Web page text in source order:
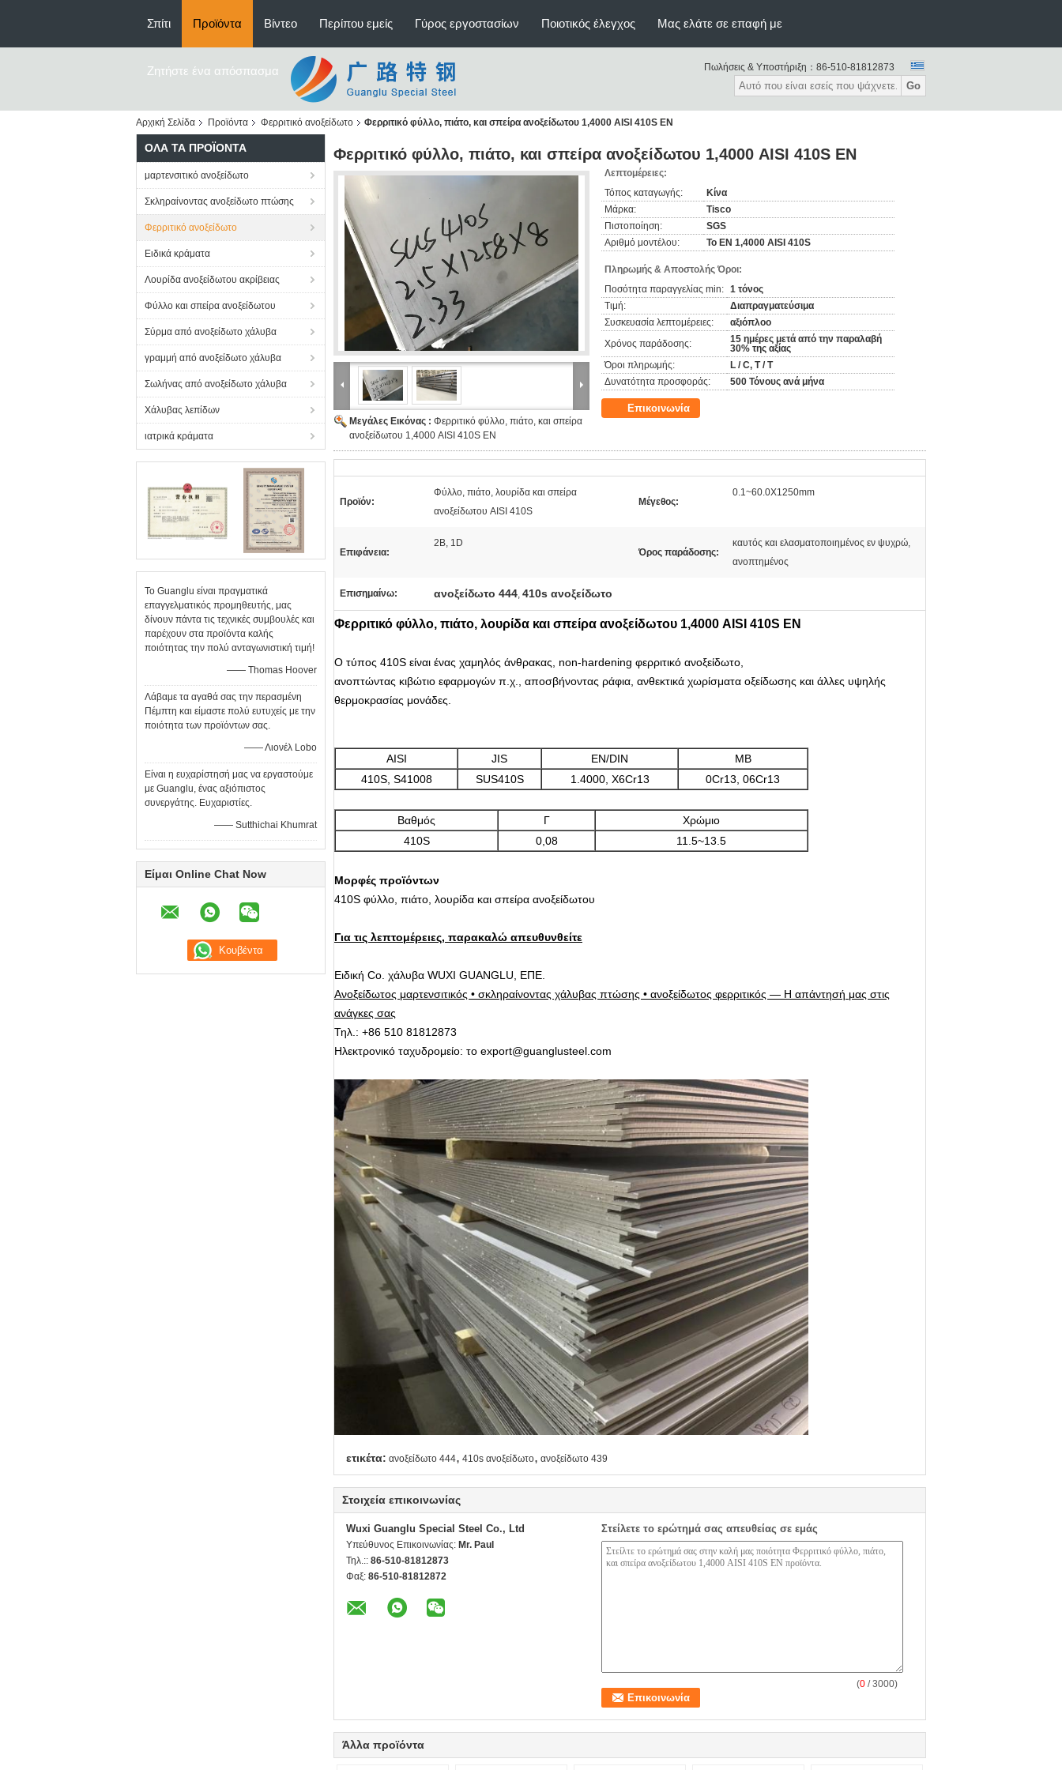
Σπίτι Προϊόντα Βίντεο Περίπου εμείς Γύρος εργοστασίων Ποιοτικός έλεγχος Μας ελάτε σε επαφή με
Ζητήστε ένα απόσπασμα Πωλήσεις & Υποστήριξη： 86-510-81812873
Go
Αρχική Σελίδα Προϊόντα Φερριτικό ανοξείδωτο Φερριτικό φύλλο, πιάτο, και σπείρα ανοξείδωτου 1,4000 AISI 410S EN
ΌΛΑ ΤΑ ΠΡΟΪΌΝΤΑ
μαρτενσιτικό ανοξείδωτο
Σκληραίνοντας ανοξείδωτο πτώσης
Φερριτικό ανοξείδωτο
Ειδικά κράματα
Λουρίδα ανοξείδωτου ακρίβειας
Φύλλο και σπείρα ανοξείδωτου
Σύρμα από ανοξείδωτο χάλυβα
γραμμή από ανοξείδωτο χάλυβα
Σωλήνας από ανοξείδωτο χάλυβα
Χάλυβας λεπίδων
ιατρικά κράματα
Το Guanglu είναι πραγματικά
επαγγελματικός προμηθευτής, μας
δίνουν πάντα τις τεχνικές συμβουλές και
παρέχουν στα προϊόντα καλής
ποιότητας την πολύ ανταγωνιστική τιμή!
—— Thomas Hoover
Λάβαμε τα αγαθά σας την περασμένη
Πέμπτη και είμαστε πολύ ευτυχείς με την
ποιότητα των προϊόντων σας.
—— Λιονέλ Lobo
Είναι η ευχαρίστησή μας να εργαστούμε
με Guanglu, ένας αξιόπιστος
συνεργάτης. Ευχαριστίες.
—— Sutthichai Khumrat
Είμαι Online Chat Now
Φερριτικό φύλλο, πιάτο, και σπείρα ανοξείδωτου 1,4000 AISI 410S EN
Μεγάλες Εικόνας : Φερριτικό φύλλο, πιάτο, και σπείρα
ανοξείδωτου 1,4000 AISI 410S EN
Λεπτομέρειες:
Τόπος καταγωγής:
Κίνα
Μάρκα:
Tisco
Πιστοποίηση:
SGS
Αριθμό μοντέλου:
Το EN 1,4000 AISI 410S
Πληρωμής & Αποστολής Όροι:
Ποσότητα παραγγελίας min: 1 τόνος
Τιμή:
Διαπραγματεύσιμα
Συσκευασία λεπτομέρειες:
αξιόπλοο
Χρόνος παράδοσης:
15 ημέρες μετά από την παραλαβή
30% της αξίας
Όροι πληρωμής:
L / C, T / T
Δυνατότητα προσφοράς:
500 Τόνους ανά μήνα
Επικοινωνία
Προϊόν:
Φύλλο, πιάτο, λουρίδα και σπείρα
ανοξείδωτου AISI 410S
Μέγεθος:
0.1~60.0X1250mm
Επιφάνεια:
2B, 1D
Όρος παράδοσης:
καυτός και ελασματοποιημένος εν ψυχρώ,
ανοπτημένος
Επισημαίνω: ανοξείδωτο 444, 410s ανοξείδωτο
Φερριτικό φύλλο, πιάτο, λουρίδα και σπείρα ανοξείδωτου 1,4000 AISI 410S EN
Ο τύπος 410S είναι ένας χαμηλός άνθρακας, non-hardening φερριτικό ανοξείδωτο,
ανοπτώντας κιβώτιο εφαρμογών π.χ., αποσβήνοντας ράφια, ανθεκτικά χωρίσματα οξείδωσης και άλλες υψηλής
θερμοκρασίας μονάδες.
AISI JIS EN/DIN
ΜΒ
410S, S41008
SUS410S 1.4000, X6Cr13 0Cr13, 06Cr13
Βαθμός Γ
Χρώμιο
410S
0,08 11.5~13.5
Μορφές προϊόντων
410S φύλλο, πιάτο, λουρίδα και σπείρα ανοξείδωτου
Για τις λεπτομέρειες, παρακαλώ απευθυνθείτε
Ειδική Co. χάλυβα WUXI GUANGLU, ΕΠΕ.
Ανοξείδωτος μαρτενσιτικός • σκληραίνοντας χάλυβας πτώσης • ανοξείδωτος φερριτικός — Η απάντησή μας στις
ανάγκες σας
Τηλ.: +86 510 81812873
Ηλεκτρονικό ταχυδρομείο: το export@guanglusteel.com
ετικέτα: ανοξείδωτο 444, 410s ανοξείδωτο, ανοξείδωτο 439
Στοιχεία επικοινωνίας
Wuxi Guanglu Special Steel Co., Ltd
Υπεύθυνος Επικοινωνίας: Mr. Paul
Τηλ.:: 86-510-81812873
Φαξ: 86-510-81812872
Στείλετε το ερώτημά σας απευθείας σε εμάς
(0 / 3000)
Άλλα προϊόντα